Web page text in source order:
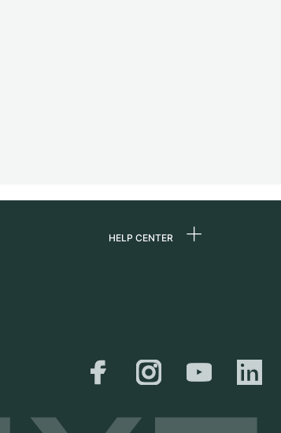
HELP CENTER
Verzending &
Maattabel